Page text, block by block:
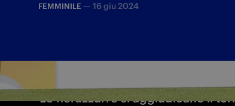
FEMMINILE — 16 giu 2024
Le nerazzurre si aggiudicano il